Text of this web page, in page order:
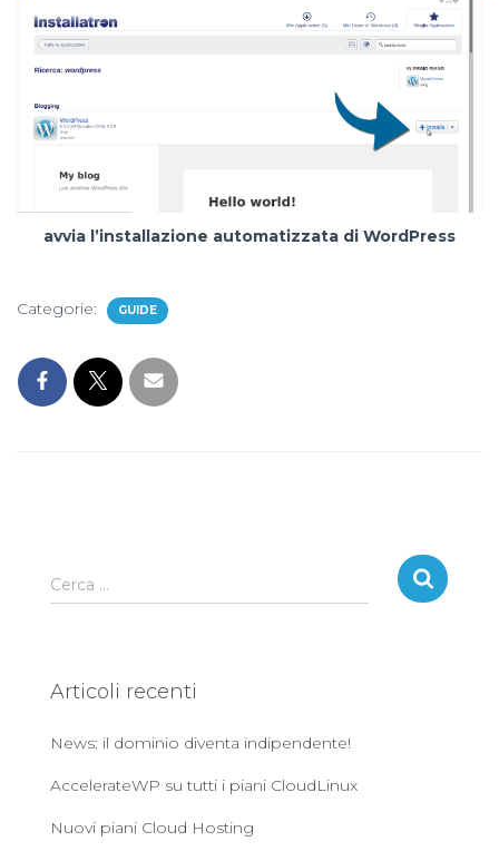
avvia l’installazione automatizzata di WordPress
Categorie: GUIDE
R
i
c
p
r
:
Cerca …
Articoli recenti
News: il dominio diventa indipendente!
AccelerateWP su tutti i piani CloudLinux
Nuovi piani Cloud Hosting